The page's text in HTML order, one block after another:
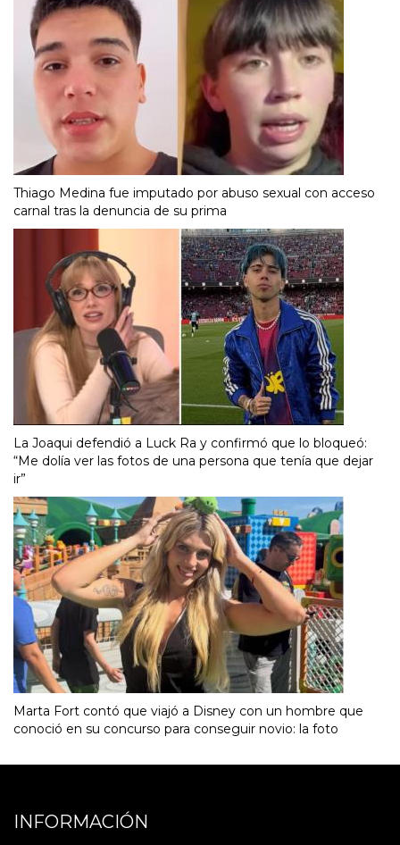
Thiago Medina fue imputado por abuso sexual con acceso
carnal tras la denuncia de su prima
La Joaqui defendió a Luck Ra y confirmó que lo bloqueó:
“Me dolía ver las fotos de una persona que tenía que dejar
ir”
Marta Fort contó que viajó a Disney con un hombre que
conoció en su concurso para conseguir novio: la foto
INFORMACIÓN